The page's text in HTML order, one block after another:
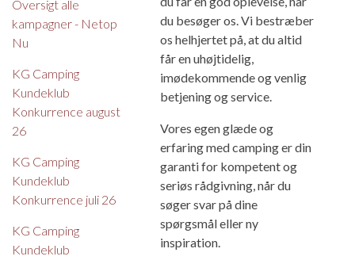
Oversigt alle
kampagner - Netop
Nu
KG Camping
Kundeklub
Konkurrence august
26
KG Camping
Kundeklub
Konkurrence juli 26
KG Camping
Kundeklub
du besøger os. Vi bestræber
os helhjertet på, at du altid
får en uhøjtidelig,
imødekommende og venlig
betjening og service.
Vores egen glæde og
erfaring med camping er din
garanti for kompetent og
seriøs rådgivning, når du
søger svar på dine
spørgsmål eller ny
inspiration.